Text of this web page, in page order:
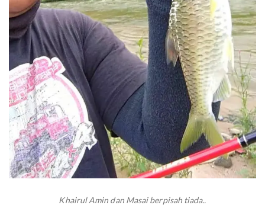
Khairul Amin dan Masai berpisah tiada..